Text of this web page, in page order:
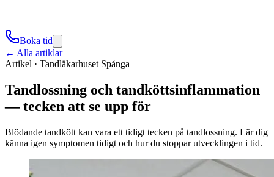
Boka tid
← Alla artiklar
Artikel · Tandläkarhuset Spånga
Tandlossning och tandköttsinflammation
— tecken att se upp för
Blödande tandkött kan vara ett tidigt tecken på tandlossning. Lär dig
känna igen symptomen tidigt och hur du stoppar utvecklingen i tid.